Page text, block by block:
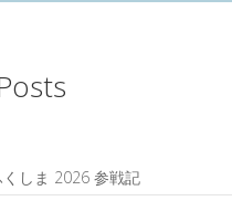
しま 2026 参戦記